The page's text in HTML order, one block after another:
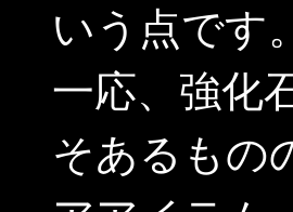
いう点です。
一応、強化
そあるもの